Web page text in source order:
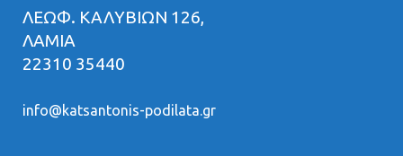
ΛΕΩΦ. ΚΑΛΥΒΙΩΝ 126,
ΛΑΜΙΑ
22310 35440
info@katsantonis-podilata.gr